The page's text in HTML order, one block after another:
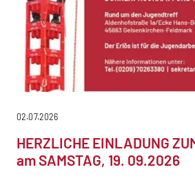
02.07.2026
HERZLICHE EINLADUNG
am SAMSTAG, 19. 09.2026